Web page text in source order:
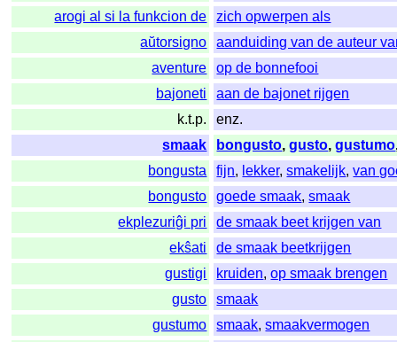
arogi al si la funkcion de
zich opwerpen als
aŭtorsigno
aanduiding van de auteur
aventure
op de bonnefooi
bajoneti
aan de bajonet rijgen
k.t.p.
enz.
smaak
bongusto,gusto,gustumo
bongusta
fijn, lekker,smakelijk,van
bongusto
goede smaak,smaak
ekplezuriĝi pri
de smaak beet krijgen van
ekŝati
de smaak beetkrijgen
gustigi
kruiden,op smaak brengen
gusto
smaak
gustumo
smaak,smaakvermogen